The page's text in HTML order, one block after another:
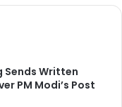
Sends Written
PM Modi’s Post